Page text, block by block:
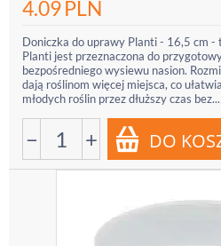
4.09PLN
Doniczka do uprawy Planti - 16,5 cm
Planti jest przeznaczona do
bezpośredniego wysiewu nasion.
dają roślinom więcej miejsca, co
młodych roślin przez dłuższy czas bez...
− +